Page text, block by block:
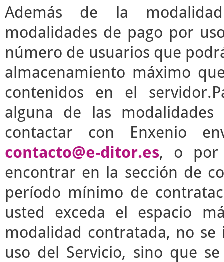
Además de la
modalidades de pago por
número de usuarios que
almacenamiento máximo
contenidos en el
alguna de las
contactar con Enxenio
contacto@e-ditor.es, o por
encontrar en la sección de
período mínimo de
usted exceda el espacio
modalidad contratada, no
uso del Servicio, sino que